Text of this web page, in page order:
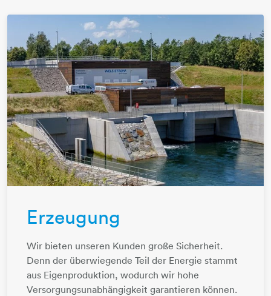
Erzeugung
Wir bieten unseren Kunden große Sicherheit.
Denn der überwiegende Teil der Energie stammt
aus Eigenproduktion, wodurch wir hohe
Versorgungsunabhängigkeit garantieren können.